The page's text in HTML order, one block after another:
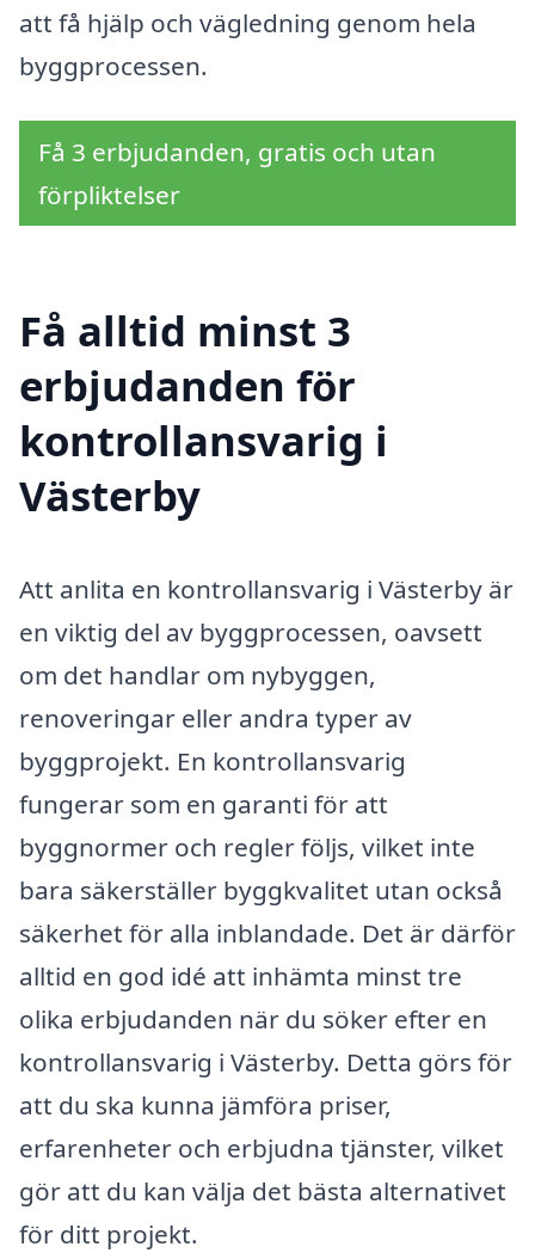
att få hjälp och vägledning genom hela
byggprocessen.
Få 3 erbjudanden, gratis och utan
förpliktelser
Få alltid minst 3
erbjudanden för
kontrollansvarig i
Västerby
Att anlita en kontrollansvarig i Västerby är
en viktig del av byggprocessen, oavsett
om det handlar om nybyggen,
renoveringar eller andra typer av
byggprojekt. En kontrollansvarig
fungerar som en garanti för att
byggnormer och regler följs, vilket inte
bara säkerställer byggkvalitet utan också
säkerhet för alla inblandade. Det är därför
alltid en god idé att inhämta minst tre
olika erbjudanden när du söker efter en
kontrollansvarig i Västerby. Detta görs för
att du ska kunna jämföra priser,
erfarenheter och erbjudna tjänster, vilket
gör att du kan välja det bästa alternativet
för ditt projekt.